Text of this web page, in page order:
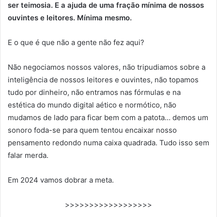
ser teimosia. E a ajuda de uma fração mínima de nossos
ouvintes e leitores. Mínima mesmo.
E o que é que não a gente não fez aqui?
Não negociamos nossos valores, não tripudiamos sobre a
inteligência de nossos leitores e ouvintes, não topamos
tudo por dinheiro, não entramos nas fórmulas e na
estética do mundo digital aético e normótico, não
mudamos de lado para ficar bem com a patota… demos um
sonoro foda-se para quem tentou encaixar nosso
pensamento redondo numa caixa quadrada. Tudo isso sem
falar merda.
Em 2024 vamos dobrar a meta.
>>>>>>>>>>>>>>>>>>